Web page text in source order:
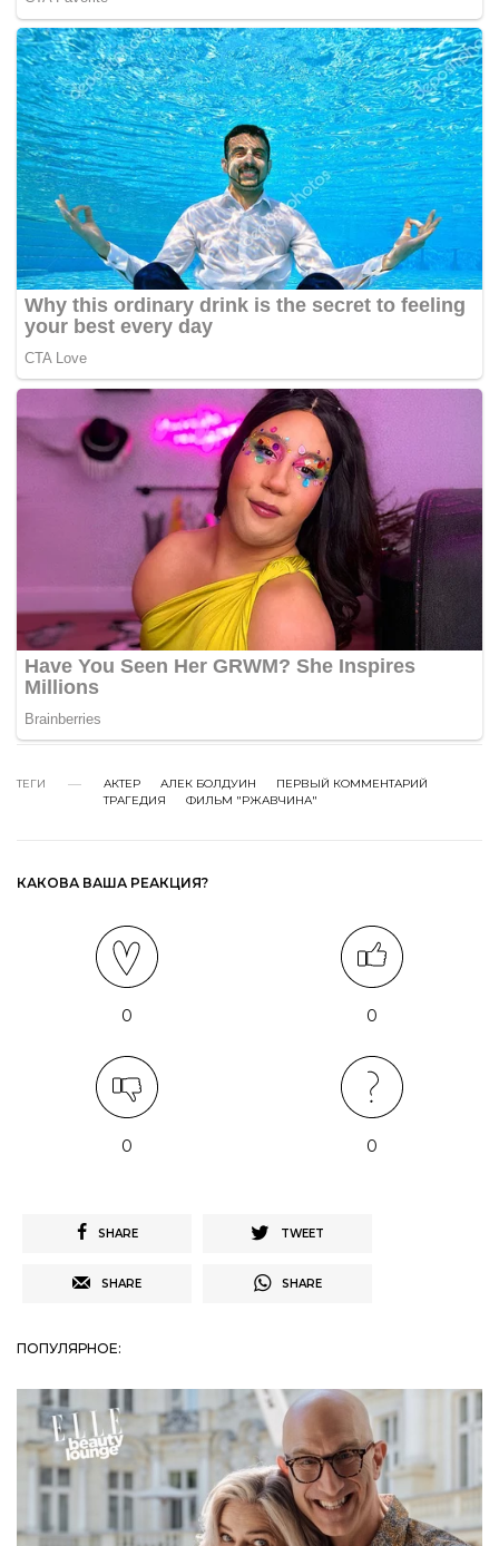
ТЕГИ АКТЕР АЛЕК БОЛДУИН
ПЕРВЫЙ КОММЕНТАРИЙ
ТРАГЕДИЯ
ФИЛЬМ "РЖАВЧИНА"
КАКОВА ВАША РЕАКЦИЯ?
0 0
0 0
SHARE TWEET
SHARE SHARE
ПОПУЛЯРНОЕ: